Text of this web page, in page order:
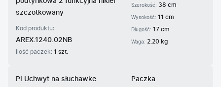
szczotkowany
Kod produktu:
AREX.1240.02NB
Ilość paczek: 1 szt.
Szerokość: 38 cm
Wysokość:11 cm
Długość:17 cm
Waga:2.20 kg
PI Uchwyt na słuchawke
Paczka